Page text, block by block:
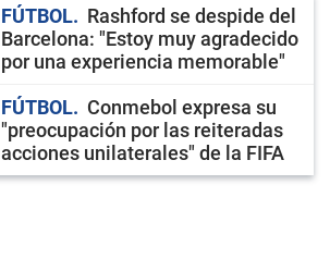
FÚTBOL
Rashford se despide del
Barcelona: "Estoy muy agradecido
por una experiencia memorable"
FÚTBOL
Conmebol expresa su
"preocupación por las reiteradas
acciones unilaterales" de la FIFA